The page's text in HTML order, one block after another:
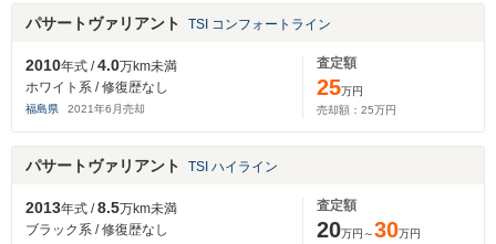
パサートヴァリアント TSI コンフォートライン
2010年式 /4.0万km未満
ホワイト系 / 修復歴なし
福島県 2021年6 月売却
査定額
25万円
売却額： 25万円
パサートヴァリアント TSI ハイライン
2013年式 /8.5万km未満
ブラック系 / 修復歴なし
査定額
20万円～30万円